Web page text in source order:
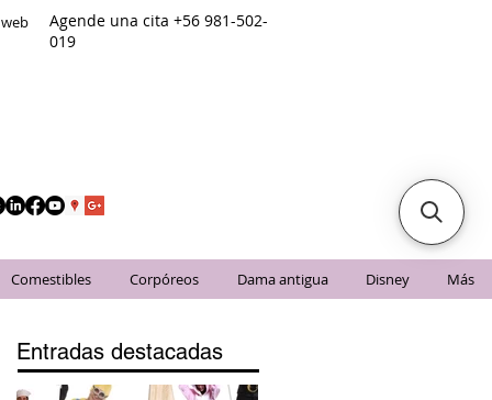
Agende una cita +56 981-502-
019
Comestibles Corpóreos Dama antigua Disney Más
Entradas destacadas